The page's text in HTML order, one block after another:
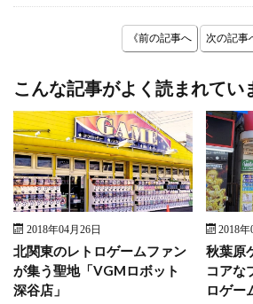
《前の記事へ 次の記事
こんな記事がよく読まれてい
2018年04月26日
北関東のレトロゲームファン
が集う聖地「VGMロボット
深谷店」
2018年
秋葉原
コアな
ロゲー